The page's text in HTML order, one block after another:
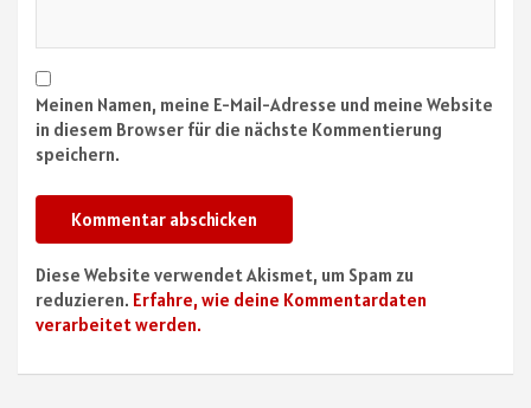
Meinen Namen, meine E-Mail-Adresse und meine Website
in diesem Browser für die nächste Kommentierung
speichern.
Diese Website verwendet Akismet, um Spam zu
reduzieren. Erfahre, wie deine Kommentardaten
verarbeitet werden.